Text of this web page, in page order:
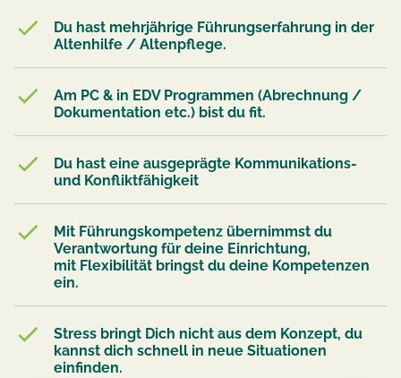
Du hast mehrjährige Führungserfahrung in der
Altenhilfe / Altenpflege.
Am PC & in EDV Programmen (Abrechnung /
Dokumentation etc.) bist du fit.
Du hast eine ausgeprägte Kommunikations-
und Konfliktfähigkeit
Mit Führungskompetenz übernimmst du
Verantwortung für deine Einrichtung,
mit Flexibilität bringst du deine Kompetenzen
ein.
Stress bringt Dich nicht aus dem Konzept, du
kannst dich schnell in neue Situationen
einfinden.